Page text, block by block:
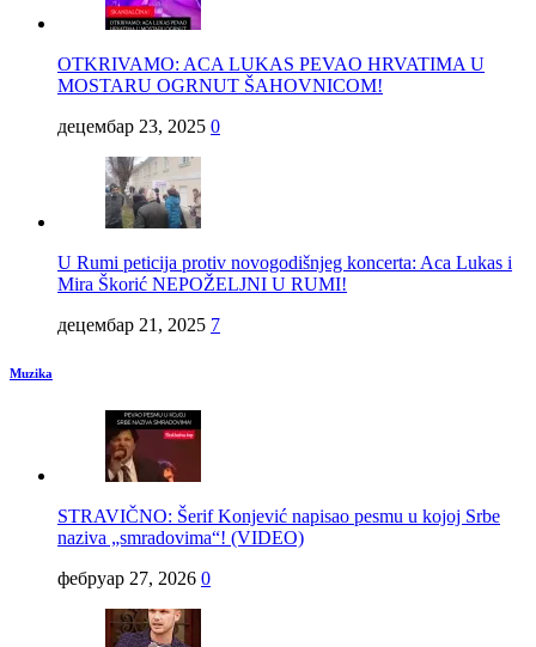
OTKRIVAMO: ACA LUKAS PEVAO HRVATIMA U
MOSTARU OGRNUT ŠAHOVNICOM!
децембар 23, 2025 0
U Rumi peticija protiv novogodišnjeg koncerta: Aca Lukas i
Mira Škorić NEPOŽELJNI U RUMI!
децембар 21, 2025 7
Muzika
STRAVIČNO: Šerif Konjević napisao pesmu u kojoj Srbe
naziva „smradovima“! (VIDEO)
фебруар 27, 2026 0